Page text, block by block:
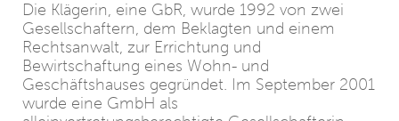
Die Klägerin, eine GbR, wurde 1992 von zwei
Gesellschaftern, dem Beklagten und einem
Rechtsanwalt, zur Errichtung und
Bewirtschaftung eines Wohn- und
Geschäftshauses gegründet. Im September 2001
wurde eine GmbH als